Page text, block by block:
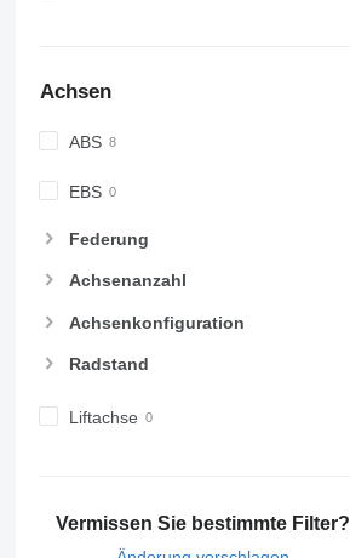
Achsen
ABS
EBS
Federung
Achsenanzahl
Achsenkonfiguration
Radstand
Liftachse
Vermissen Sie bestimmte Filter?